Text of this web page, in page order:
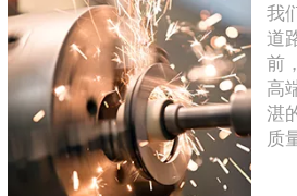
我
道
前
高
湛
质